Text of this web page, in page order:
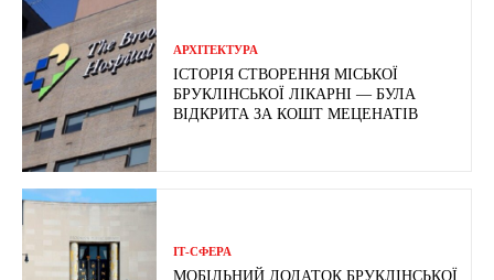
АРХІТЕКТУРА
ІСТОРІЯ СТВОРЕННЯ МІСЬКОЇ
БРУКЛІНСЬКОЇ ЛІКАРНІ — БУЛА
ВІДКРИТА ЗА КОШТ МЕЦЕНАТІВ
ІТ-СФЕРА
МОБІЛЬНИЙ ДОДАТОК БРУКЛІНСЬКОЇ